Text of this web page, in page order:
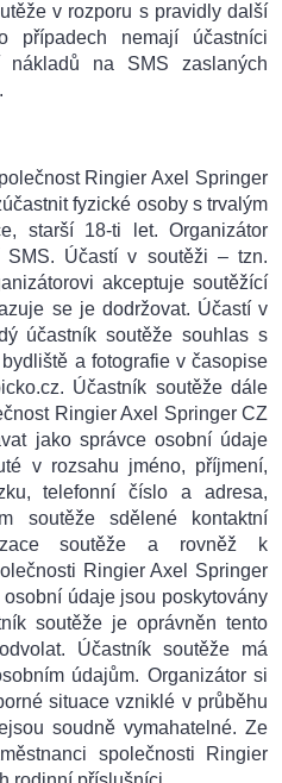
v rozporu s pravidly další
případech nemají účastníci
na SMS zaslaných
Ringier Axel Springer
fyzické osoby s trvalým
starší 18-ti let. Organizátor
SMS. Účastí v soutěži – tzn.
akceptuje soutěžící
se je dodržovat. Účastí v
účastník soutěže souhlas s
a fotografie v časopise
Účastník soutěže dále
Ringier Axel Springer CZ
jako správce osobní údaje
v rozsahu jméno, příjmení,
telefonní číslo a adresa,
soutěže sdělené kontaktní
soutěže a rovněž k
Ringier Axel Springer
údaje jsou poskytovány
soutěže je oprávněn tento
Účastník soutěže má
údajům. Organizátor si
situace vzniklé v průběhu
soudně vymahatelné. Ze
společnosti Ringier